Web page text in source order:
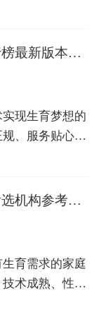
植入前遗传学
最新版本出
现生育梦想的
、服务贴心的
近期，结合 2
机构参考标
育需求的家庭
术成熟、性价
泰免签政策